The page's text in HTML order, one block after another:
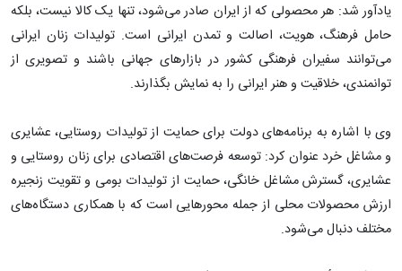
یادآور شد: هر محصولی که از ایران صادر می‌شود، تنها یک کالا نیست، بلکه
حامل فرهنگ، هویت، اصالت و تمدن ایرانی است. تولیدات زنان ایرانی
می‌توانند سفیران فرهنگی کشور در بازارهای جهانی باشند و تصویری از
توانمندی، خلاقیت و هنر ایرانی را به نمایش بگذارند.
وی با اشاره به برنامه‌های دولت برای حمایت از تولیدات روستایی، عشایری
و مشاغل خرد عنوان کرد: توسعه فرصت‌های اقتصادی برای زنان روستایی و
عشایری، گسترش مشاغل خانگی، حمایت از تولیدات بومی و تقویت زنجیره
ارزش محصولات محلی از جمله محورهایی است که با همکاری دستگاه‌های
مختلف دنبال می‌شود.